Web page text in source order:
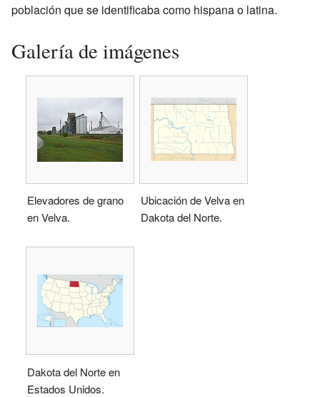
población que se identificaba como hispana o latina.
Galería de imágenes
Elevadores de grano
en Velva.
Ubicación de Velva en
Dakota del Norte.
Dakota del Norte en
Estados Unidos.